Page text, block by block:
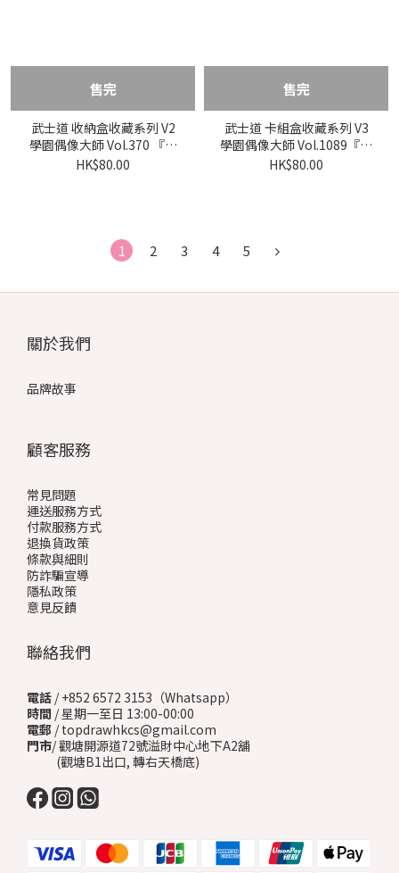
售完
武士道 收納盒收藏系列 V2
學園偶像大師 Vol.370 『学
園アイドルマスター』
HK$80.00
售完
武士道 卡組盒收藏系列 V3
學園偶像大師 Vol.1089『月
村手毬』アイヴイver.
HK$80.00
1 2 3 4 5
關於我們
品牌故事
顧客服務
常見問題
運送服務方式
付款服務方式
退換貨政策
條款與細則
防詐騙宣導
隱私政策
意見反饋
聯絡我們
電話 / +852 6572 3153（Whatsapp）
時間 / 星期一至日 13:00-00:00
電郵 / topdrawhkcs@gmail.com
門市/ 觀塘開源道72號溢財中心地下A2舖
(觀塘B1出口, 轉右天橋底)